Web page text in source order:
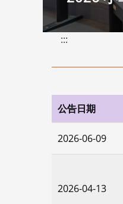
:::
公告日期
2026-06-09
2026-04-13